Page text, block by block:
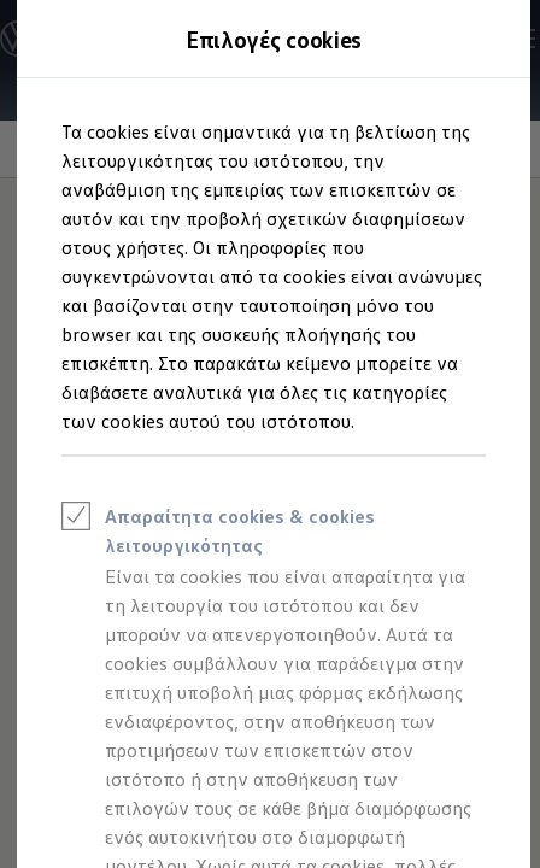
Επιλογές cookies
Τα cookies είναι σημαντικά για τη βελτίωση της
λειτουργικότητας του ιστότοπου, την
αναβάθμιση της εμπειρίας των επισκεπτών σε
αυτόν και την προβολή σχετικών διαφημίσεων
στους χρήστες. Οι πληροφορίες που
συγκεντρώνονται από τα cookies είναι ανώνυμες
και βασίζονται στην ταυτοποίηση μόνο του
browser και της συσκευής πλοήγησής του
επισκέπτη. Στο παρακάτω κείμενο μπορείτε να
διαβάσετε αναλυτικά για όλες τις κατηγορίες
των cookies αυτού του ιστότοπου.
Απαραίτητα cookies & cookies
λειτουργικότητας
Είναι τα cookies που είναι απαραίτητα για
τη λειτουργία του ιστότοπου και δεν
μπορούν να απενεργοποιηθούν. Αυτά τα
cookies συμβάλλουν για παράδειγμα στην
επιτυχή υποβολή μιας φόρμας εκδήλωσης
ενδιαφέροντος, στην αποθήκευση των
προτιμήσεων των επισκεπτών στον
ιστότοπο ή στην αποθήκευση των
επιλογών τους σε κάθε βήμα διαμόρφωσης
ενός αυτοκινήτου στο διαμορφωτή
στο
περιεχόμενο
στο
footer
Ανακαλύψτε τα Μοντέλα
Διαμορφώστε το Volkswagen σας
Επαγγελματικά Οχήματα Volkswagen
Ηλεκτρικά & eHybrid μοντέλα
Ηλεκτρικά μοντέλα
ID.3 Neo
Νέο ID. Polo
ID.4
ID.4 GTX
ID.5
ID.5 GTX
ID.7
ID.7 GTX
ID. Buzz
ID. Buzz Cargo
ID. CROSS
eHybrid μοντέλα
Golf GTE
Νέο Tayron ehybrid
e-Tools για ηλεκτρικά αυτοκίνητα
Προσομοιωτής αυτονομίας
Προσομοιωτής χρόνου φόρτισης
Προσομοιωτής κόστους φόρτισης
ID. Ενημερώσεις λογισμικού
We Charge - Υπηρεσία Φόρτισης
Εύρεση δημόσιων σημείων φόρτισης
ID. Charger
Ενημέρωση ID.
Πλατφόρμα MEB
Μύθοι & Αλήθειες για την ηλεκτροκίνηση
Πού μπορώ να φορτίσω;
Πόσο μακριά μπορώ να φτάσω;
Πώς μπορώ να πληρώσω;
Πώς μπορώ να φορτίσω;
Η αντλία θερμότητας στα ID.
Οθόνη Head-up Augmented Reality
Πρωτοποριακή
πλοήγηση
--:--
Remaining time, --